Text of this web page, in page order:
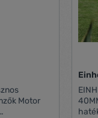
40MM 2 forgatható penge